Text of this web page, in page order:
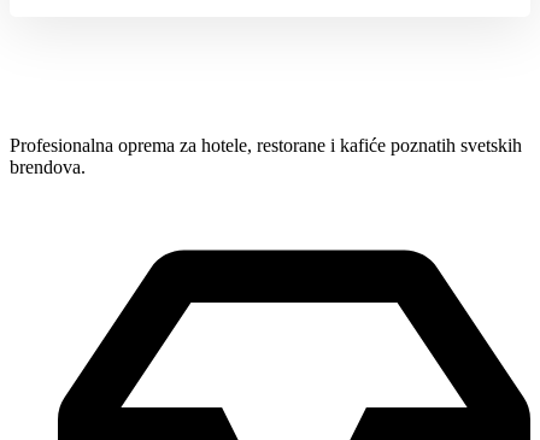
Profesionalna oprema za hotele, restorane i kafiće poznatih svetskih
brendova.